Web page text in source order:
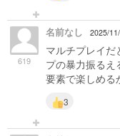
619
名前なし 2025/
マルチプレイだ
プの暴力振る
要素で楽しめる
3